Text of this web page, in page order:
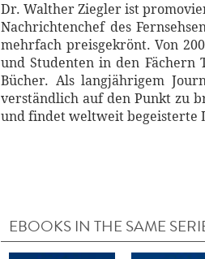
Dr. Walther Ziegler ist
Nachrichtenchef des
mehrfach preisgekrönt. Von
und Studenten in den Fächern
Bücher. Als langjährigem
verständlich auf den Punkt zu
und findet weltweit begeisterte
EBOOKS IN THE SAME